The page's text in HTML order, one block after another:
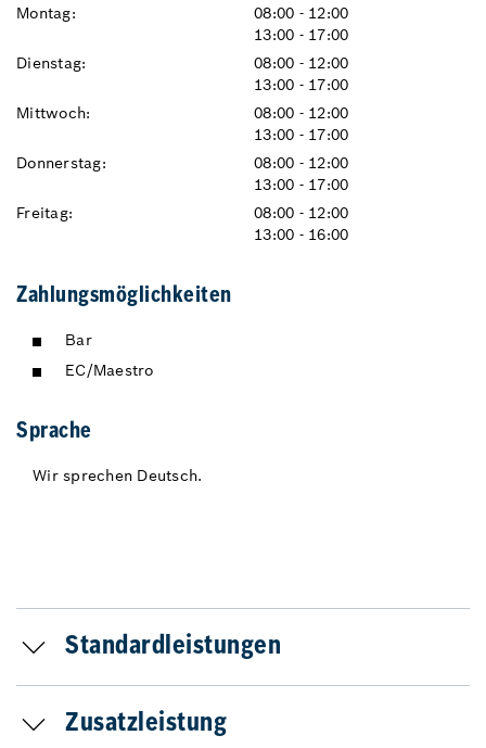
Montag:
08:00 - 12:00
13:00 - 17:00
Dienstag:
08:00 - 12:00
13:00 - 17:00
Mittwoch:
08:00 - 12:00
13:00 - 17:00
Donnerstag:
08:00 - 12:00
13:00 - 17:00
Freitag:
08:00 - 12:00
13:00 - 16:00
Zahlungsmöglichkeiten
Bar
EC/Maestro
Sprache
Wir sprechen Deutsch.
Standardleistungen
Zusatzleistung